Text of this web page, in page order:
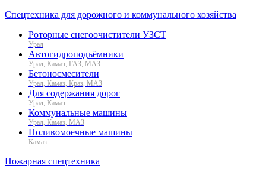
Спецтехника для дорожного и коммунального хозяйства
Роторные снегоочистители УЗСТ
Урал
Автогидроподъёмники
Урал, Камаз, ГАЗ, МАЗ
Бетоносмесители
Урал, Камаз, Краз, МАЗ
Для содержания дорог
Урал, Камаз
Коммунальные машины
Урал, Камаз, МАЗ
Поливомоечные машины
Камаз
Пожарная спецтехника